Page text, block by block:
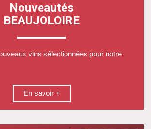
Nouveautés
BEAUJOLOIRE
vins sélectionnées pour notre
En savoir +